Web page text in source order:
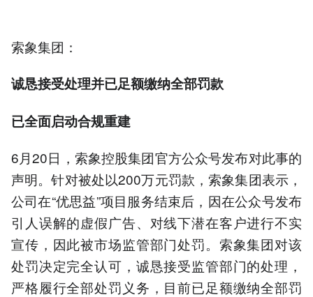
索象集团：
诚恳接受处理并已足额缴纳全部罚款
已全面启动合规重建
6月20日，索象控股集团官方公众号发布对此事的
声明。针对被处以200万元罚款，索象集团表示，
公司在“优思益”项目服务结束后，因在公众号发布
引人误解的虚假广告、对线下潜在客户进行不实
宣传，因此被市场监管部门处罚。索象集团对该
处罚决定完全认可，诚恳接受监管部门的处理，
严格履行全部处罚义务，目前已足额缴纳全部罚